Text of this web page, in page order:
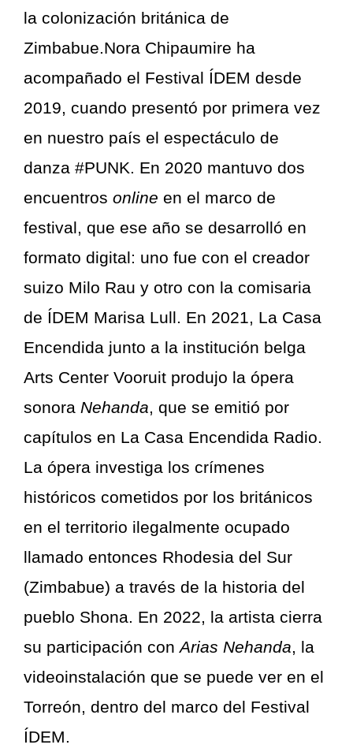
la colonización británica de
Zimbabue.Nora Chipaumire ha
acompañado el Festival ÍDEM desde
2019, cuando presentó por primera vez
en nuestro país el espectáculo de
danza #PUNK. En 2020 mantuvo dos
encuentros online en el marco de
festival, que ese año se desarrolló en
formato digital: uno fue con el creador
suizo Milo Rau y otro con la comisaria
de ÍDEM Marisa Lull. En 2021, La Casa
Encendida junto a la institución belga
Arts Center Vooruit produjo la ópera
sonora Nehanda, que se emitió por
capítulos en La Casa Encendida Radio.
La ópera investiga los crímenes
históricos cometidos por los británicos
en el territorio ilegalmente ocupado
llamado entonces Rhodesia del Sur
(Zimbabue) a través de la historia del
pueblo Shona. En 2022, la artista cierra
su participación conArias Nehanda, la
videoinstalación que se puede ver en el
Torreón, dentro del marco del Festival
ÍDEM.